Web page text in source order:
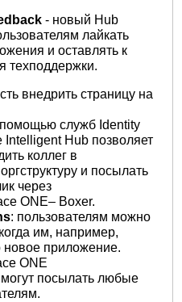
- новый Hub
лайкать
и оставлять к
техподдержки.
внедрить страницу на
служб Identity
Hub позволяет
коллег в
и посылать
через
ONE– Boxer.
: пользователям можно
им, например,
новое приложение.
ONE
посылать любые